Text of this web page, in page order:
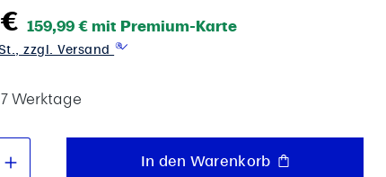
159,99 € mit Premium-Karte
zzgl. Versand
Werktage
Gib den gewünschten
In den Warenkorb